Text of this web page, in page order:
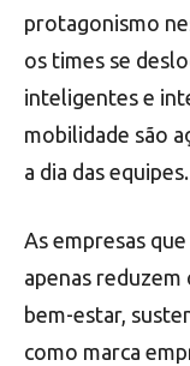
protagonismo
os times se
inteligentes e
mobilidade são
a dia das equipes.
As empresas
apenas
bem-estar,
como marca